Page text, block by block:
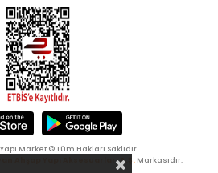
Market © Tüm Hakları Saklıdır.
Ahşap Yapı Aksesuarları A.Ş. Markasıdır.